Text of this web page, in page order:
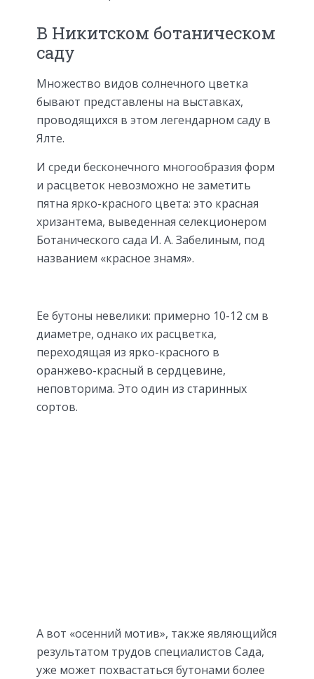
В Никитском ботаническом
саду
Множество видов солнечного цветка
бывают представлены на выставках,
проводящихся в этом легендарном саду в
Ялте.
И среди бесконечного многообразия форм
и расцветок невозможно не заметить
пятна ярко-красного цвета: это красная
хризантема, выведенная селекционером
Ботанического сада И. А. Забелиным, под
названием «красное знамя».
Ее бутоны невелики: примерно 10-12 см в
диаметре, однако их расцветка,
переходящая из ярко-красного в
оранжево-красный в сердцевине,
неповторима. Это один из старинных
сортов.
А вот «осенний мотив», также являющийся
результатом трудов специалистов Сада,
уже может похвастаться бутонами более